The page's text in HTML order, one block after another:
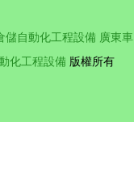
儲自動化工程設備 廣東車
化工程設備 版權所有